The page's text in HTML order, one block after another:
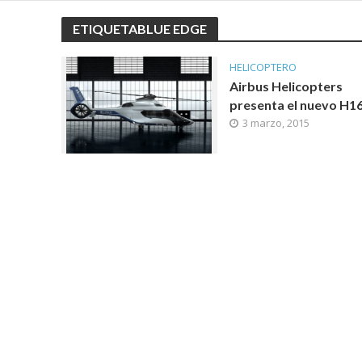
ETIQUETABLUE EDGE
HELICOPTERO
Airbus Helicopters
presenta el nuevo
3 marzo, 2015